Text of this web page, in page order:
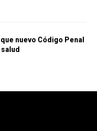
nuevo Código Penal